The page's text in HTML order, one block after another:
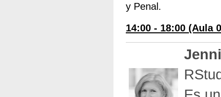
y Penal.
14:00 - 18:00 (Aula